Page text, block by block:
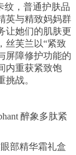
纹，普通护肤品
英与精致妈妈群
让她们的肌肤更
丝芙兰以“紧致
屏障修护功能的
内重获紧致饱
战。
醉象多肽紧
部精华霜礼盒